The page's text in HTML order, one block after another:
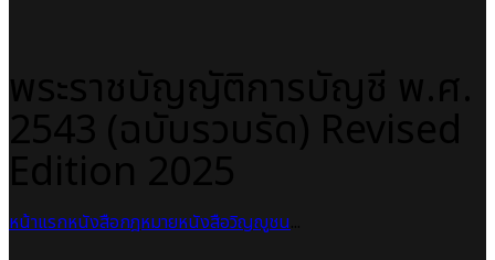
หน้าแรกหนังสือกฎหมายหนังสือวิญญูชน